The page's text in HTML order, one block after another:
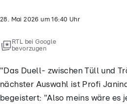
28. Mai 2026 um 16:40 Uhr
RTL bei Google
bevorzugen
"Das Duell- zwischen Tüll und
nächster Auswahl ist Profi
begeistert: "Also meins wäre es